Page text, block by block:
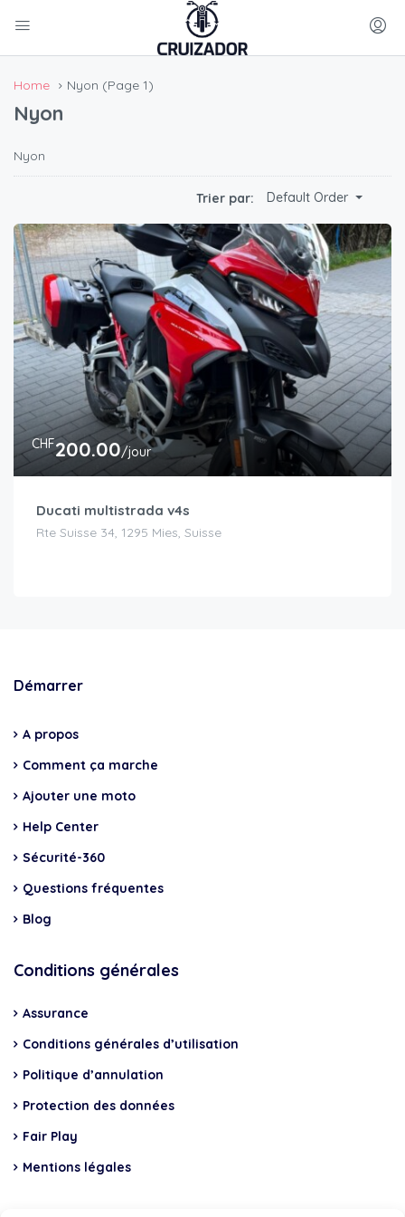
Home Nyon (Page 1)
Nyon
Nyon
Trier par: Default Order
CHF200.00/jour
Ducati multistrada v4s
Rte Suisse 34, 1295 Mies, Suisse
Démarrer
A propos
Comment ça marche
Ajouter une moto
Help Center
Sécurité-360
Questions fréquentes
Blog
Conditions générales
Assurance
Conditions générales d’utilisation
Politique d’annulation
Protection des données
Fair Play
Mentions légales